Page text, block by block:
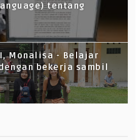
tentang
Monalisa - Belajar
bekerja sambil